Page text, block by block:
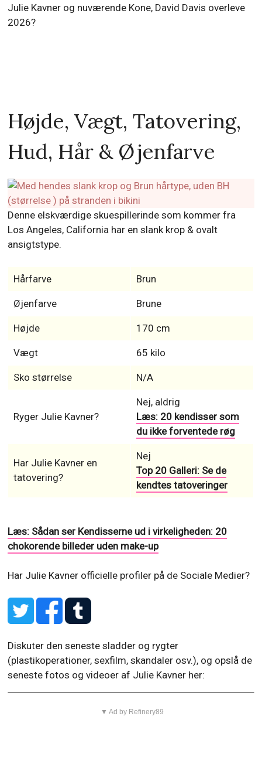
Julie Kavner og nuværende Kone, David Davis overleve
2026?
Højde, Vægt, Tatovering,
Hud, Hår & Øjenfarve
Denne elskværdige skuespillerinde som kommer fra
Los Angeles, California har en slank krop & ovalt
ansigtstype.
Hårfarve Brun
Øjenfarve Brune
Højde 170 cm
Vægt 65 kilo
Sko størrelse N/A
Ryger Julie Kavner?
Nej, aldrig
Læs: 20 kendisser som
du ikke forventede røg
Har Julie Kavner en
tatovering?
Nej
Top 20 Galleri: Se de
kendtes tatoveringer
Læs: Sådan ser Kendisserne ud i virkeligheden: 20
chokorende billeder uden make-up
Har Julie Kavner officielle profiler på de Sociale Medier?
Diskuter den seneste sladder og rygter
(plastikoperationer, sexfilm, skandaler osv.), og opslå de
seneste fotos og videoer af Julie Kavner her:
▼ Ad by Refinery89